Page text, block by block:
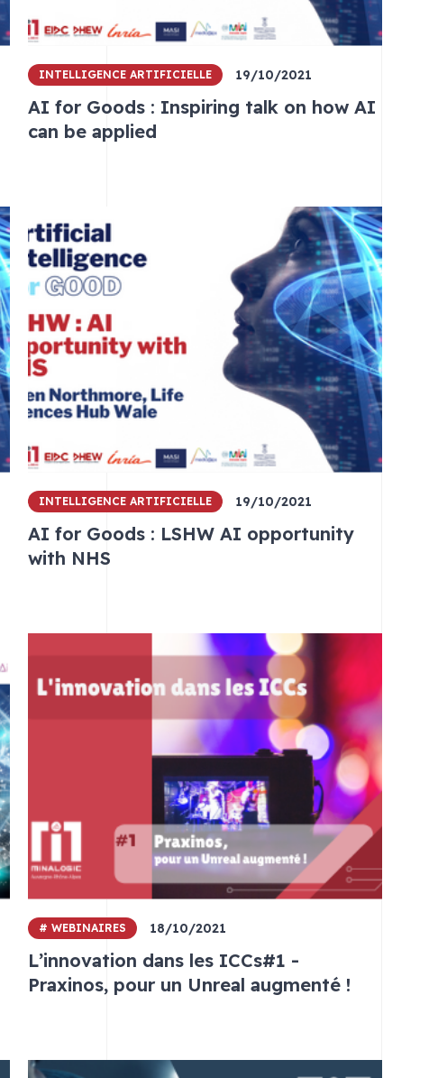
INTELLIGENCE ARTIFICIELLE 19/10/2021
AI for Goods : Inspiring talk on how AI
can be applied
INTELLIGENCE ARTIFICIELLE 19/10/2021
AI for Goods : LSHW AI opportunity
with NHS
# WEBINAIRES 18/10/2021
L’innovation dans les ICCs#1 -
Praxinos, pour un Unreal augmenté !